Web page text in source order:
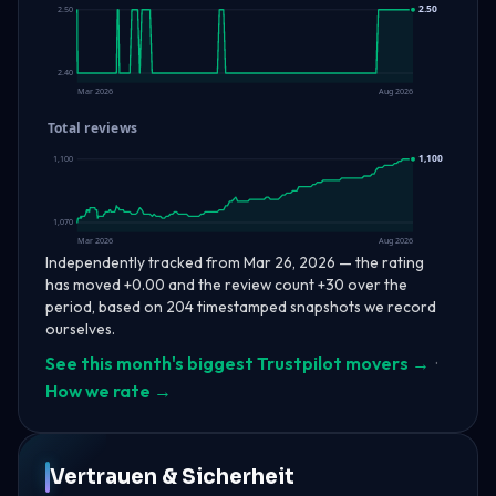
2.50
2.40
2.50
Mar 2026 Aug 2026
Total reviews
1,100
1,070
1,100
Mar 2026 Aug 2026
Independently tracked from Mar 26, 2026 — the rating
has moved +0.00 and the review count +30 over the
period, based on 204 timestamped snapshots we record
ourselves.
See this month's biggest Trustpilot movers → ·
How we rate →
Vertrauen & Sicherheit